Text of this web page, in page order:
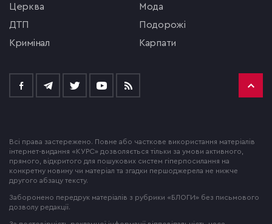
церква
ДТП
кримінал
мода
подорожі
Карпати
Всі права застережено. Повне або часткове використання матеріалів
інтернет-видання «КУРС» дозволяється тільки за умови активного,
прямого, відкритого для пошукових систем гіперпосилання на
конкретну новину чи матеріал та згадки першоджерела не нижче
другого абзацу тексту.
Заборонено передрук матеріалів з рубрики «БЛОГИ» без письмового
дозволу редакції.